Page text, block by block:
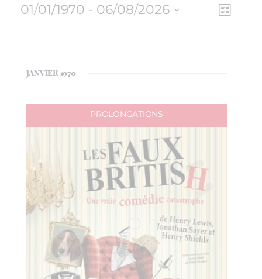
Liste
01/01/1970 - 06/08/2026
JANVIER 1970
PROLONGATIONS